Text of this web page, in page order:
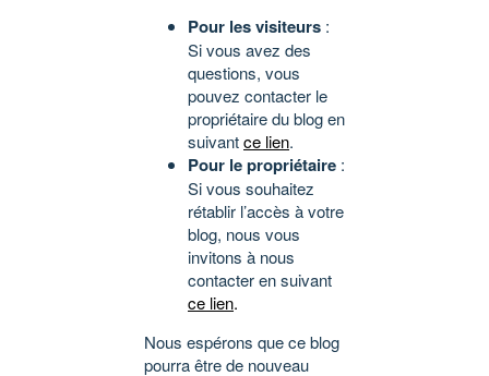
Pour les visiteurs :
Si vous avez des
questions, vous
pouvez contacter le
propriétaire du blog en
suivantce lien.
Pour le propriétaire :
Si vous souhaitez
rétablir l’accès à votre
blog, nous vous
invitons à nous
contacter en suivant
ce lien.
Nous espérons que ce blog
pourra être de nouveau